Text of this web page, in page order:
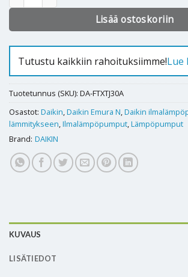
Lisää ostoskoriin
Tutustu kaikkiin rahoituksiimme!Lue
Tuotetunnus (SKU): DA-FTXTJ30A
Osastot: Daikin,Daikin Emura N,Daikin
lämmitykseen,Ilmalämpöpumput,Lämpöpumput
Brand: DAIKIN
KUVAUS
LISÄTIEDOT